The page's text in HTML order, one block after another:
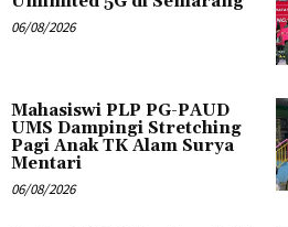
06/08/2026
Mahasiswi PLP PG-PAUD
UMS Dampingi Stretching
Pagi Anak TK Alam Surya
Mentari
06/08/2026